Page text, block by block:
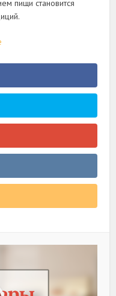
пищи становится